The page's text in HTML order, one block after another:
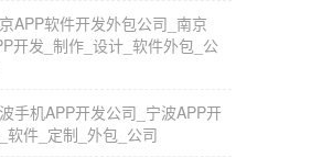
制作小程序，商业模板非常多，技术
上可能不是特别划算，可以根据自己
定制开发，费用一般以一万开头。相
点定制，符号企业，方便第二次开发
APP软件开发外包公司_南京
开发_制作_设计_软件外包_公
手机APP开发公司_宁波APP开
软件_定制_外包_公司